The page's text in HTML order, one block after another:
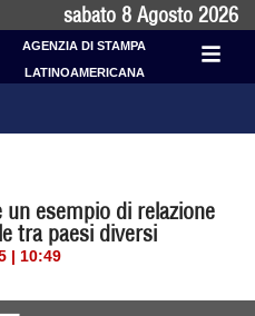
sabato 8 Agosto 2026
AGENZIA DI STAMPA
LATINOAMERICANA
un esempio di relazione
tra paesi diversi
| 10:49